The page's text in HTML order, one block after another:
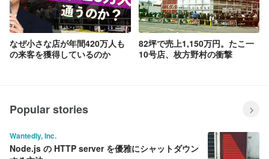
なぜ小さな店が年間420万人も
の来客を獲得しているのか
82坪で売上1,150万円。たこ一
10号店、枚方野村の衝撃
Popular stories
Wantedly, Inc.
Node.js の HTTP server を優雅にシャットダウン